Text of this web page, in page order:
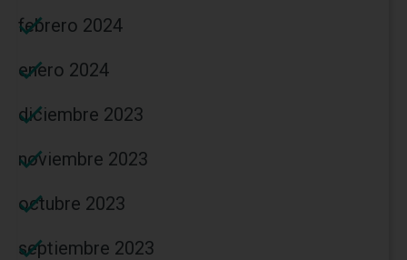
febrero 2024
enero 2024
diciembre 2023
noviembre 2023
octubre 2023
septiembre 2023